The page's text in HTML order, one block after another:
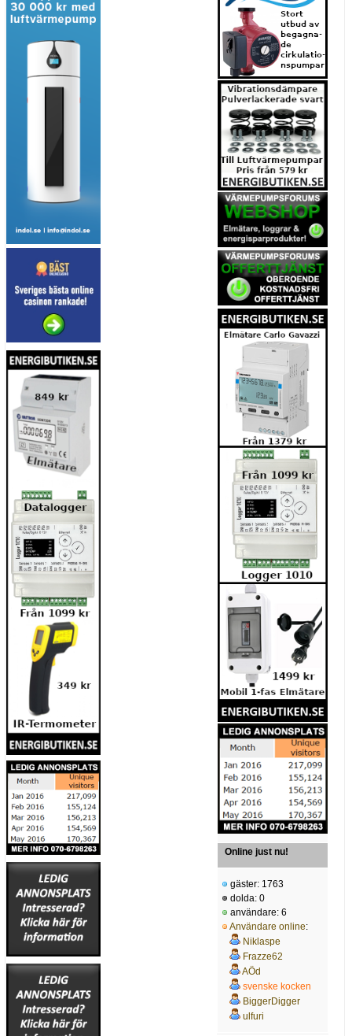
Online just nu!
gäster: 1763
dolda: 0
användare: 6
Användare online:
Niklaspe
Frazze62
AÖd
svenske kocken
BiggerDigger
ulfuri